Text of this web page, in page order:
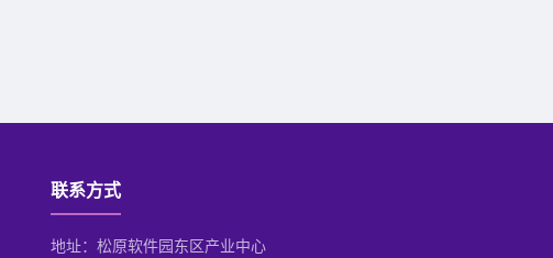
联系方式
地址：松原软件园东区产业中心